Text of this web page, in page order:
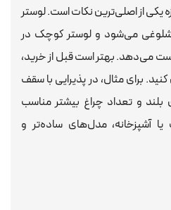
یکی از اصلی‌ترین نکات است. لوستر
می‌شود و لوستر کوچک در
می‌دهد. بهتر است قبل از خرید،
برای مثال، در پذیرایی با سقف
بلند و تعداد چراغ بیشتر مناسب
آشپزخانه، مدل‌های ساده‌تر و